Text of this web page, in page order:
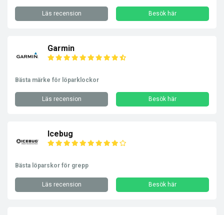
Läs recension Besök här
Garmin
Bästa märke för löparklockor
Läs recension Besök här
Icebug
Bästa löparskor för grepp
Läs recension Besök här